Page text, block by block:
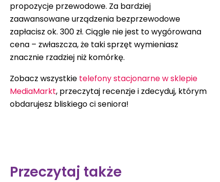
propozycje przewodowe. Za bardziej
zaawansowane urządzenia bezprzewodowe
zapłacisz ok. 300 zł. Ciągle nie jest to wygórowana
cena – zwłaszcza, że taki sprzęt wymieniasz
znacznie rzadziej niż komórkę.
Zobacz wszystkie telefony stacjonarne w sklepie
MediaMarkt, przeczytaj recenzje i zdecyduj, którym
obdarujesz bliskiego ci seniora!
Przeczytaj także